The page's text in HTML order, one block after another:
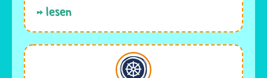
lesen
Buddhismus